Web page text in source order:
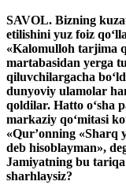
SAVOL. Bizning
etilishini yuz foiz
«Kalomulloh tarjima
martabasidan yerga
qiluvchilargacha
dunyoviy ulamolar
qoldilar. Hatto o‘sha
markaziy qo‘mitasi
«Qur’onning «Sharq
deb hisoblayman»,
Jamiyatning bu
sharhlaysiz?